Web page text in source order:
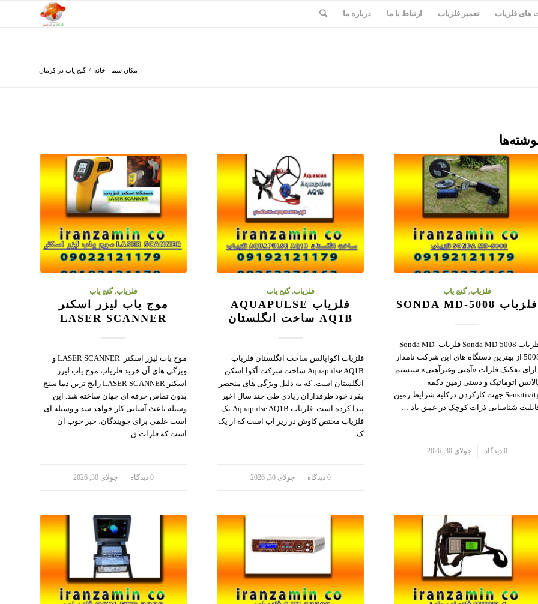
های فلزیاب تعمیر فلزیاب ارتباط با ما درباره ما
مکان شما: خانه / گنج یاب در کرمان
فلزیاب,گنج یاب
فلزیاب SONDA MD-5008
فلزیاب Sonda MD-5008 فلزیاب Sonda MD-
5008 از بهترین دستگاه های این شرکت نامدار
تفکیک فلزات «آهنی وغیرآهنی» سیستم
اتوماتیک و دستی زمین دکمه
Sensitivity جهت کارکردن درکلیه شرایط زمین
شناسایی ذرات کوچک در عمق باد …
0 دیدگاه جولای 30, 2026
فلزیاب,گنج یاب
فلزیاب AQUAPULSE
AQ1B ساخت انگلستان
فلزیاب آکواپالس ساخت انگلستان فلزیاب
Aquapulse AQ1B ساخت شرکت آکوا اسکن
انگلستان است، که به دلیل ویژگی های منحصر
بفرد خود طرفداران زیادی طی چند سال اخیر
پیدا کرده است. فلزیاب Aquapulse AQ1B یک
فلزیاب مختص کاوش در زیر آب است که از یک
ک…
0 دیدگاه جولای 30, 2026
فلزیاب,گنج یاب
موج یاب لیزر اسکنر
LASER SCANNER
موج یاب لیزر اسکنر LASER SCANNER و
ویژگی های آن خرید فلزیاب موج یاب لیزر
اسکنر LASER SCANNER رایج ترین دما سنج
بدون تماس حرفه ای جهان ساخته شد. این
وسیله باعث آسانی کار خواهد شد و وسیله ای
است علمی برای جویندگان، خبر خوب آن
است که فلزات ق…
0 دیدگاه جولای 30, 2026